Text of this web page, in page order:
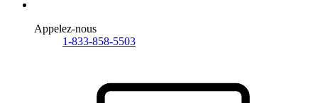
Appelez-nous
1-833-858-5503